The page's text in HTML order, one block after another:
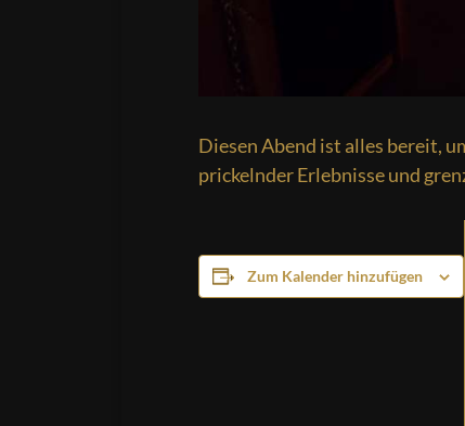
Diesen Abend ist alles bereit,
prickelnder Erlebnisse und
Zum Kalender hinzufügen